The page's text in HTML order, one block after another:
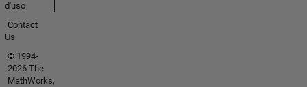
d'uso
Contact
Us
© 1994-
2026 The
MathWorks,